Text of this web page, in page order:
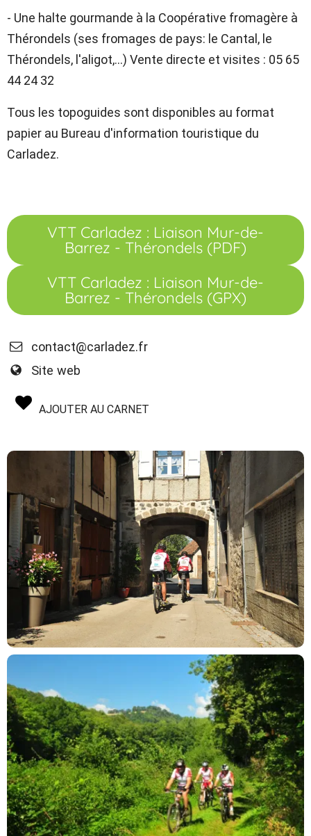
- Une halte gourmande à la Coopérative fromagère à
Thérondels (ses fromages de pays: le Cantal, le
Thérondels, l'aligot,…) Vente directe et visites : 05 65
44 24 32
Tous les topoguides sont disponibles au format
papier au Bureau d'information touristique du
Carladez.
VTT Carladez : Liaison Mur-de-
Barrez - Thérondels (PDF)
VTT Carladez : Liaison Mur-de-
Barrez - Thérondels (GPX)
contact@carladez.fr
Site web
AJOUTER AU CARNET